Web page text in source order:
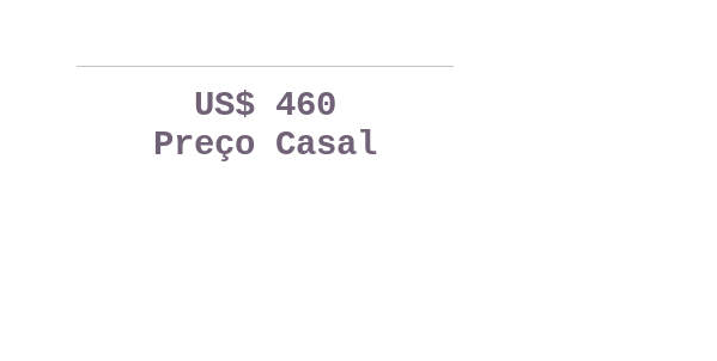
US$ 460
Preço Casal